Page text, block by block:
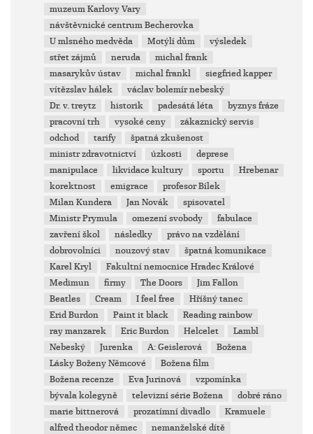
muzeum Karlovy Vary
návštěvnické centrum Becherovka
U mlsného medvěda
Motýlí dům
výsledek
střet zájmů
neruda
michal frank
masarykův ústav
michal frankl
siegfried kapper
vítězslav hálek
václav bolemír nebeský
Dr. v. treytz
historik padesátá léta
byznys fráze
pracovní trh
vysoké ceny
zákaznický servis
odchod
tarify
špatná zkušenost
ministr zdravotnictví
úzkosti
deprese
manipulace
likvidace kultury sportu
Hrebenar
korektnost
emigrace
profesor Bílek
Milan Kundera
Jan Novák
spisovatel
Ministr Prymula
omezení svobody
fabulace
zavření škol
následky
právo na vzdělání
dobrovolníci
nouzový stav
špatná komunikace
Karel Kryl
Fakultní nemocnice Hradec Králové
Medimun
firmy The Doors
Jim Fallon
Beatles
Cream I feel free
Hříšný tanec
Erid Burdon
Paint it black
Reading rainbow
ray manzarek
Eric Burdon Helcelet
Lambl
Nebeský
Jurenka A: Geislerová
Božena
Lásky Boženy Němcové
Božena film
Božena recenze
Eva Jurinová
vzpomínka
bývala kolegyně
televizní série Božena
dobré ráno
marie bittnerová
prozatímní divadlo
Kramuele
alfred theodor němec
nemanželské dítě